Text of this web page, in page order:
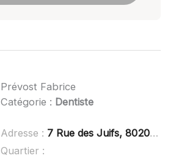
Prévost Fabrice
Catégorie : Dentiste
Adresse : 7 Rue des Juifs, 80200 Péronne
Quartier :